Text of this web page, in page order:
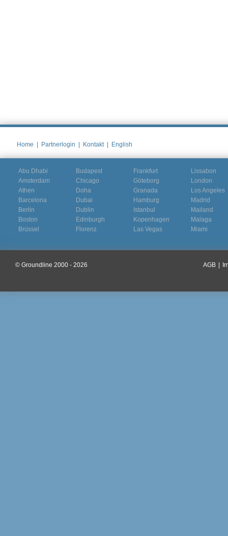
Home Partnerlogin Kontakt English
Abu Dhabi
Amsterdam
Athen
Barcelona
Berlin
Boston
Brüssel
Budapest
Chicago
Doha
Dubai
Dublin
Edinburgh
Florenz
Frankfurt
Göteborg
Granada
Hamburg
Istanbul
Kopenhagen
Las Vegas
Lissabon
London
Los Angeles
Madrid
Mailand
Malaga
Miami
© Groundline 2000 - 2026 AGB